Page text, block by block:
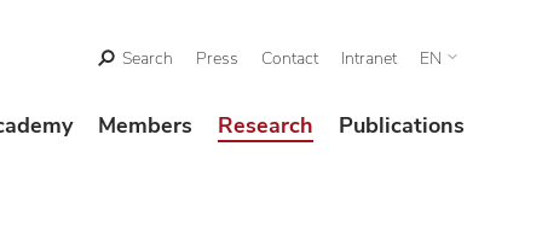
Search Press Contact Intranet EN
Members Research Publications